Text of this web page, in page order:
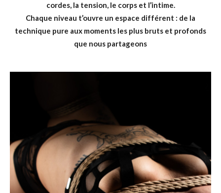
cordes, la tension, le corps et l’intime.
Chaque niveau t’ouvre un espace différent : de la
technique pure aux moments les plus bruts et profonds
que nous partageons